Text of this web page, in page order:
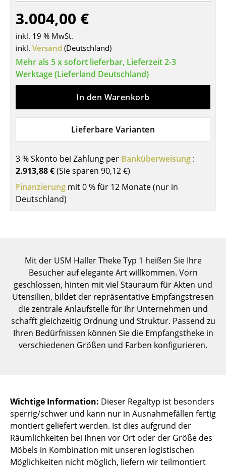
Sekretäre & PC-Tische
Konferenztische
Stehtische & Stehpulte
Gartentische
Servierwagen
... alle Tische
Aufbewahren
Wandregale
Sideboards & Kommoden
TV Möbel
Beistell- & Rollcontainer
Barmöbel
Einzelteile
... alle Aufbewahrungsmöbel
Licht
Hängeleuchten & Deckenleuchten
3.004,00 €
inkl. 19 % MwSt.
inkl. Versand (Deutschland)
Mehr als 5 x sofort lieferbar, Lieferzeit 2-3
Werktage (Lieferland Deutschland)
In den Warenkorb
Lieferbare Varianten
3 % Skonto bei Zahlung per Banküberweisung :
2.913,88 €(Sie sparen 90,12 €)
Finanzierung mit 0 % für 12 Monate (nur in
Deutschland)
Mit der USM Haller Theke Typ 1 heißen Sie Ihre
Besucher auf elegante Art willkommen. Vorn
geschlossen, hinten mit viel Stauraum für Akten und
Utensilien, bildet der repräsentative Empfangstresen
die zentrale Anlaufstelle für Ihr Unternehmen und
schafft gleichzeitig Ordnung und Struktur. Passend zu
Ihren Bedürfnissen können Sie die Empfangstheke in
verschiedenen Größen und Farben konfigurieren.
Wichtige Information: Dieser Regaltyp ist besonders
sperrig/schwer und kann nur in Ausnahmefällen fertig
montiert geliefert werden. Ist dies aufgrund der
Räumlichkeiten bei Ihnen vor Ort oder der Größe des
Möbels in Kombination mit unseren logistischen
Möglichkeiten nicht möglich, liefern wir teilmontiert